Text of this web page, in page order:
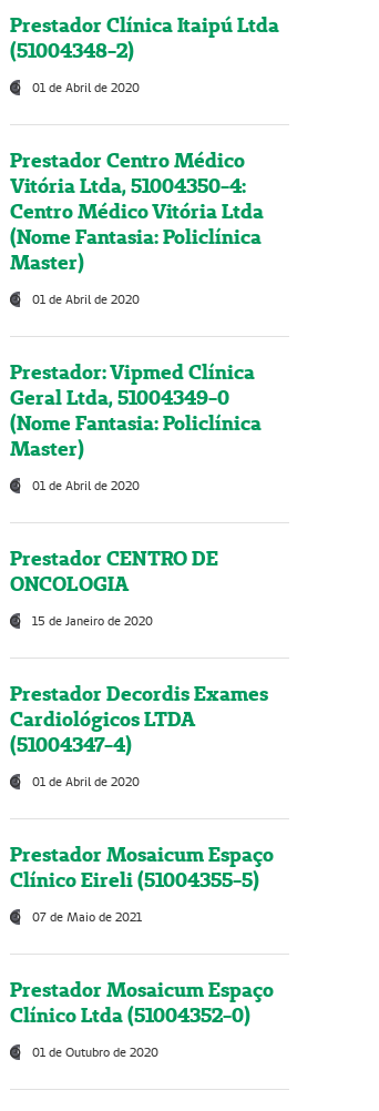
Prestador Clínica Itaipú Ltda
(51004348-2)
01 de Abril de 2020
Prestador Centro Médico
Vitória Ltda, 51004350-4:
Centro Médico Vitória Ltda
(Nome Fantasia: Policlínica
Master)
01 de Abril de 2020
Prestador: Vipmed Clínica
Geral Ltda, 51004349-0
(Nome Fantasia: Policlínica
Master)
01 de Abril de 2020
Prestador CENTRO DE
ONCOLOGIA
15 de Janeiro de 2020
Prestador Decordis Exames
Cardiológicos LTDA
(51004347-4)
01 de Abril de 2020
Prestador Mosaicum Espaço
Clínico Eireli (51004355-5)
07 de Maio de 2021
Prestador Mosaicum Espaço
Clínico Ltda (51004352-0)
01 de Outubro de 2020